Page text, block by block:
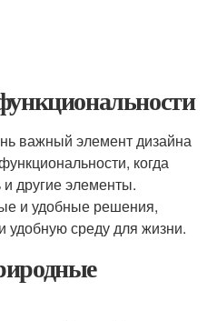
важный элемент дизайна
когда
другие элементы.
и удобные решения,
удобную среду для жизни.